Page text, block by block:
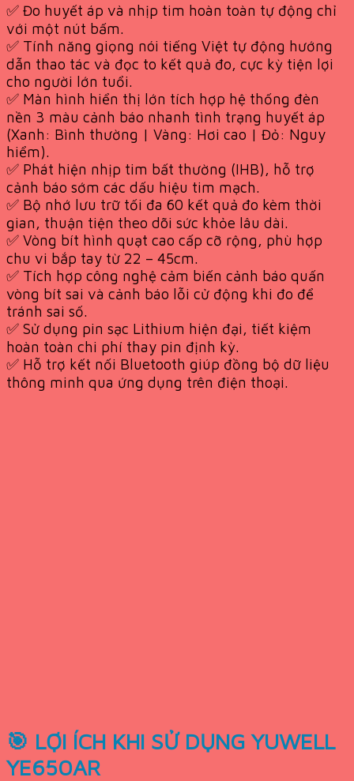
✅ Đo huyết áp và nhịp tim hoàn toàn tự động chỉ
với một nút bấm.
✅ Tính năng giọng nói tiếng Việt tự động hướng
dẫn thao tác và đọc to kết quả đo, cực kỳ tiện lợi
cho người lớn tuổi.
✅ Màn hình hiển thị lớn tích hợp hệ thống đèn
nền 3 màu cảnh báo nhanh tình trạng huyết áp
(Xanh: Bình thường | Vàng: Hơi cao | Đỏ: Nguy
hiểm).
✅ Phát hiện nhịp tim bất thường (IHB), hỗ trợ
cảnh báo sớm các dấu hiệu tim mạch.
✅ Bộ nhớ lưu trữ tối đa 60 kết quả đo kèm thời
gian, thuận tiện theo dõi sức khỏe lâu dài.
✅ Vòng bít hình quạt cao cấp cỡ rộng, phù hợp
chu vi bắp tay từ 22 – 45cm.
✅ Tích hợp công nghệ cảm biến cảnh báo quấn
vòng bít sai và cảnh báo lỗi cử động khi đo để
tránh sai số.
✅ Sử dụng pin sạc Lithium hiện đại, tiết kiệm
hoàn toàn chi phí thay pin định kỳ.
✅ Hỗ trợ kết nối Bluetooth giúp đồng bộ dữ liệu
thông minh qua ứng dụng trên điện thoại.
🎯 LỢI ÍCH KHI SỬ DỤNG YUWELL
YE650AR